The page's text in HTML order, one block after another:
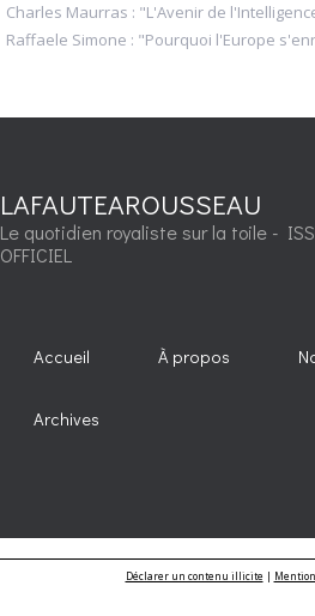
Charles Maurras : "L'Avenir de
Raffaele Simone : "Pourquoi l'Europe
LAFAUTEAROUSSEAU
Le quotidien royaliste sur la toile -
OFFICIEL
Accueil À propos
Archives
Déclarer un contenu illicite|